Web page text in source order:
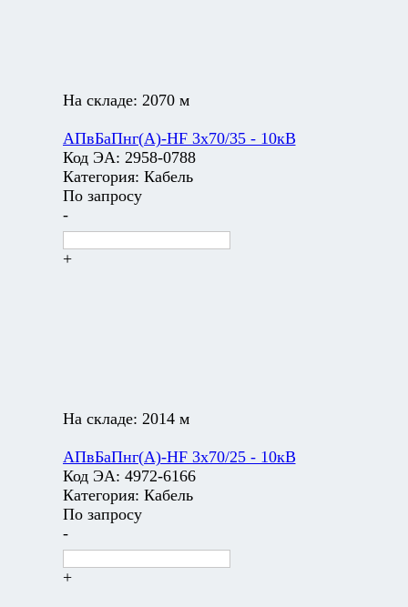
На складе: 2070 м
АПвБаПнг(А)-HF 3х70/35 - 10кВ
Код ЭА: 2958-0788
Категория: Кабель
По запросу
-
+
На складе: 2014 м
АПвБаПнг(А)-HF 3х70/25 - 10кВ
Код ЭА: 4972-6166
Категория: Кабель
По запросу
-
+